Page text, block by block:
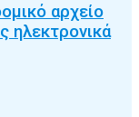
αρχείο
ηλεκτρονικά